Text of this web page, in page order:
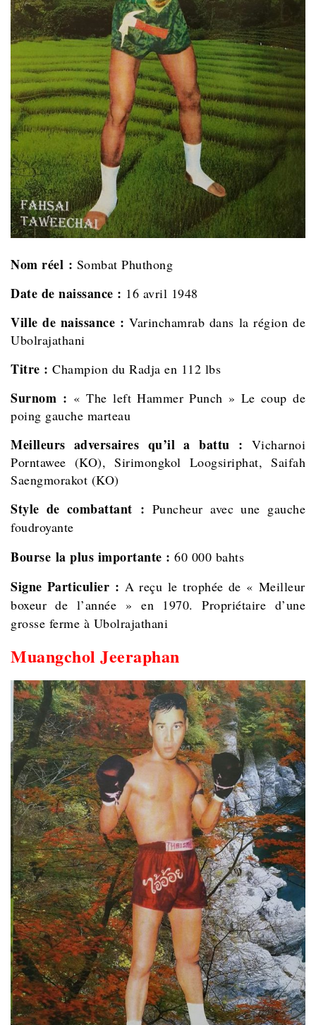
Nom réel : Sombat Phuthong
Date de naissance : 16 avril 1948
Ville de naissance :Varinchamrab dans la région de
Ubolrajathani
Titre : Champion du Radja en 112 lbs
Surnom : « The left Hammer Punch » Le coup de
poing gauche marteau
Meilleurs adversaires qu’il a battu : Vicharnoi
Porntawee (KO), Sirimongkol Loogsiriphat, Saifah
Saengmorakot (KO)
Style de combattant : Puncheur avec une gauche
foudroyante
Bourse la plus importante : 60 000 bahts
Signe Particulier : A reçu le trophée de « Meilleur
boxeur de l’année » en 1970. Propriétaire d’une
grosse ferme à Ubolrajathani
Muangchol Jeeraphan